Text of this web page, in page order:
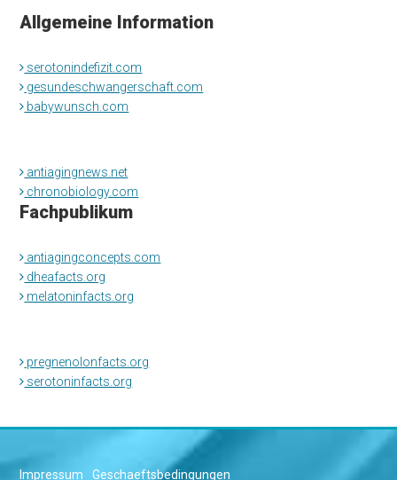
Allgemeine Information
serotonindefizit.com
gesundeschwangerschaft.com
babywunsch.com
antiagingnews.net
chronobiology.com
Fachpublikum
antiagingconcepts.com
dheafacts.org
melatoninfacts.org
pregnenolonfacts.org
serotoninfacts.org
Impressum Geschaeftsbedingungen